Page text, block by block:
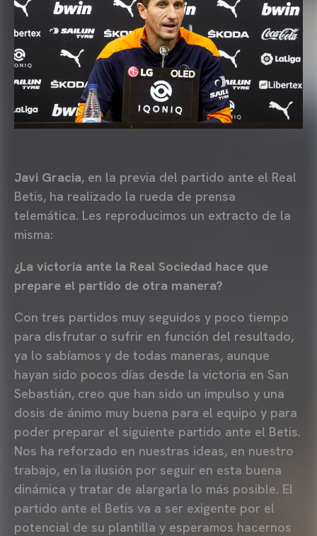
Javi Gracia, en la previa del partido ante el Real
Betis, ha realizado la rueda de prensa
telemática. Les reproducimos un extracto de la
misma:
¿La victoria ante la Real Sociedad hace que
prepare el partido de otra manera?
Con tres partidos muy seguidos y poco tiempo
para disfrutar o sufrir en función del resultado,
ya lo sabíamos y de todas maneras, aunque
hayan sido pocos días desde la victoria en San
Sebastián, creo que han sido un impulso y una
dosis de ánimo muy buena para el equipo y para
poder preparar el siguiente partido ante el Betis.
Nos ha reforzado en nuestras ideas, en nuestro
trabajo, en la ilusión por seguir en esta buena
dinámica y tratar de alargarla lo más posible. El
partido ante el Betis va a ser exigente por el
potencial de su plantilla y esperamos hacernos